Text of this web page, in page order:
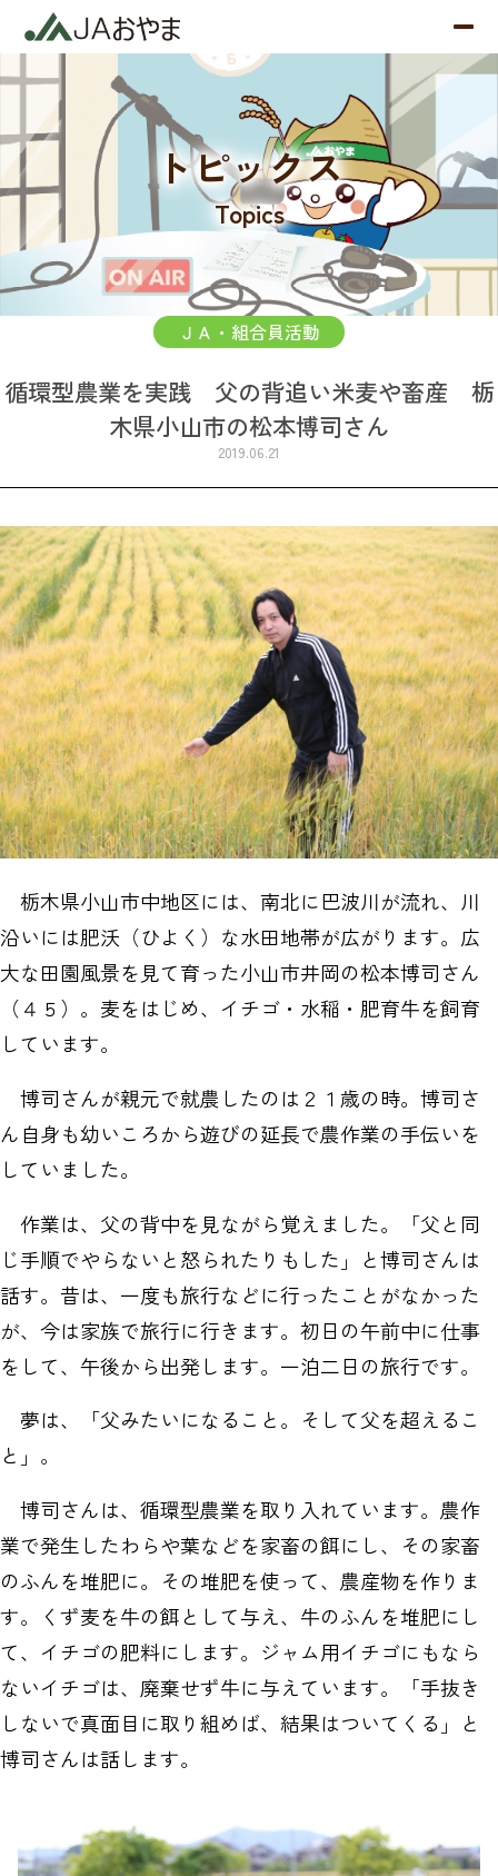
トピックス
Topics
ＪＡ・組合員活動
循環型農業を実践 父の背追い米麦や畜産 栃
木県小山市の松本博司さん
2019.06.21
栃木県小山市中地区には、南北に巴波川が流れ、川
沿いには肥沃（ひよく）な水田地帯が広がります。広
大な田園風景を見て育った小山市井岡の松本博司さん
（４５）。麦をはじめ、イチゴ・水稲・肥育牛を飼育
しています。
博司さんが親元で就農したのは２１歳の時。博司さ
ん自身も幼いころから遊びの延長で農作業の手伝いを
していました。
作業は、父の背中を見ながら覚えました。「父と同
じ手順でやらないと怒られたりもした」と博司さんは
話す。昔は、一度も旅行などに行ったことがなかった
が、今は家族で旅行に行きます。初日の午前中に仕事
をして、午後から出発します。一泊二日の旅行です。
夢は、「父みたいになること。そして父を超えるこ
と」。
博司さんは、循環型農業を取り入れています。農作
業で発生したわらや葉などを家畜の餌にし、その家畜
のふんを堆肥に。その堆肥を使って、農産物を作りま
す。くず麦を牛の餌として与え、牛のふんを堆肥にし
て、イチゴの肥料にします。ジャム用イチゴにもなら
ないイチゴは、廃棄せず牛に与えています。「手抜き
しないで真面目に取り組めば、結果はついてくる」と
博司さんは話します。